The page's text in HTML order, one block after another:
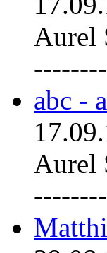
Aurel
abc -
Aurel